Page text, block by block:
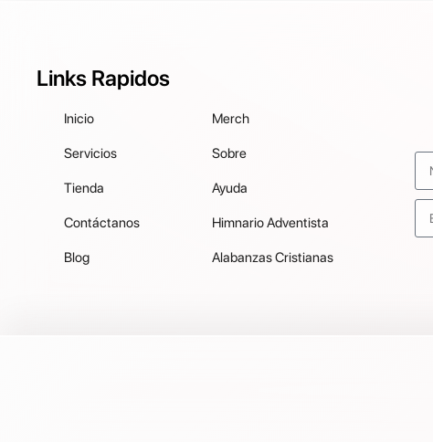
Links Rapidos
Inicio
Servicios
Tienda
Contáctanos
Blog
Merch
Sobre
Ayuda
Himnario Adventista
Alabanzas Cristianas